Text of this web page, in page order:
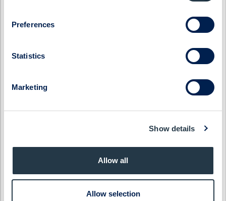
Preferences
Statistics
Marketing
Show details
Allow all
Allow selection
Ferronordic
Genova Property Group
Impact Coatings